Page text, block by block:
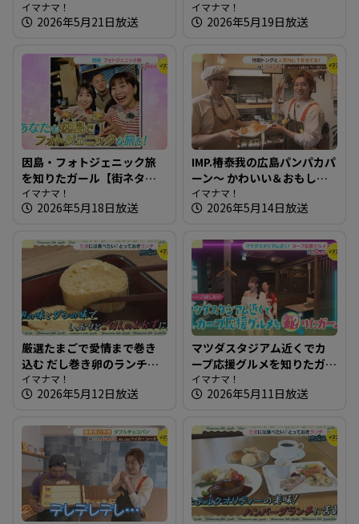
まで！老若男女が楽しめる
パン屋さんへ
イマナマ！
2026年5月21日放送
めん～大重食堂【たまには
そとランチ】
イマナマ！
2026年5月19日放送
因島・フォトジェニック旅
を知りたガール【街ネタ！
知りたガール】
イマナマ！
2026年5月18日放送
IMP.椿泰我の広島パンパカパ
ーン～ かわいい＆おもしろ
いパン！ 四季折々の味も楽
しめるお店
イマナマ！
2026年5月14日放送
厳選たまごで愛情まで巻き
込む だし巻き卵のランチ～
たちまち食堂【たまにはそ
とランチ】
イマナマ！
2026年5月12日放送
マツダスタジアム近くでカ
ープ応援グルメを知りたガ
ール【街ネタ！知りたガー
ル】
イマナマ！
2026年5月11日放送